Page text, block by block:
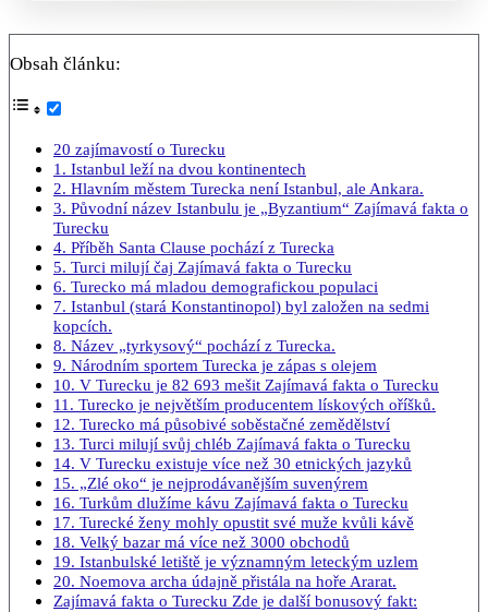
Obsah článku:
20 zajímavostí o Turecku
1. Istanbul leží na dvou kontinentech
2. Hlavním městem Turecka není Istanbul, ale Ankara.
3. Původní název Istanbulu je „Byzantium“ Zajímavá fakta o
Turecku
4. Příběh Santa Clause pochází z Turecka
5. Turci milují čaj Zajímavá fakta o Turecku
6. Turecko má mladou demografickou populaci
7. Istanbul (stará Konstantinopol) byl založen na sedmi
kopcích.
8. Název „tyrkysový“ pochází z Turecka.
9. Národním sportem Turecka je zápas s olejem
10. V Turecku je 82 693 mešit Zajímavá fakta o Turecku
11. Turecko je největším producentem lískových oříšků.
12. Turecko má působivé soběstačné zemědělství
13. Turci milují svůj chléb Zajímavá fakta o Turecku
14. V Turecku existuje více než 30 etnických jazyků
15. „Zlé oko“ je nejprodávanějším suvenýrem
16. Turkům dlužíme kávu Zajímavá fakta o Turecku
17. Turecké ženy mohly opustit své muže kvůli kávě
18. Velký bazar má více než 3000 obchodů
19. Istanbulské letiště je významným leteckým uzlem
20. Noemova archa údajně přistála na hoře Ararat.
Zajímavá fakta o Turecku Zde je další bonusový fakt: